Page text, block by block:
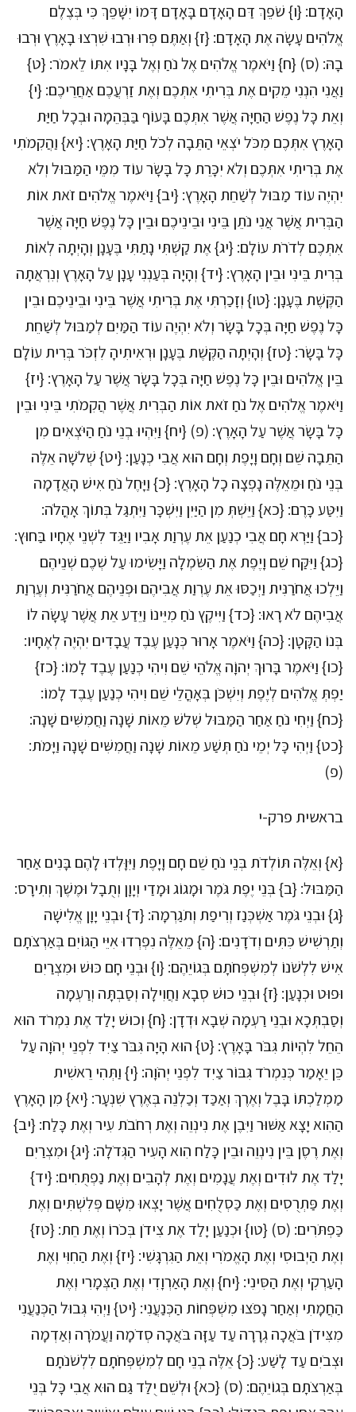
הָאָדָם: {ו} שֹׁפֵךְ דַּם הָאָדָם בָּאָדָם דָּמוֹ יִשָּׁפֵךְ כִּי בְּצֶלֶם
אֱלֹהִים עָשָׂה אֶת הָאָדָם: {ז} וְאַתֶּם פְּרוּ וּרְבוּ שִׁרְצוּ בָאָרֶץ וּרְבוּ
בָהּ: (ס) {ח} וַיֹּאמֶר אֱלֹהִים אֶל נֹחַ וְאֶל בָּנָיו אִתּוֹ לֵאמֹר: {ט}
וַאֲנִי הִנְנִי מֵקִים אֶת בְּרִיתִי אִתְּכֶם וְאֶת זַרְעֲכֶם אַחֲרֵיכֶם: {י}
וְאֵת כָּל נֶפֶשׁ הַחַיָּה אֲשֶׁר אִתְּכֶם בָּעוֹף בַּבְּהֵמָה וּבְכָל חַיַּת
הָאָרֶץ אִתְּכֶם מִכֹּל יֹצְאֵי הַתֵּבָה לְכֹל חַיַּת הָאָרֶץ: {יא} וַהֲקִמֹתִי
אֶת בְּרִיתִי אִתְּכֶם וְלֹא יִכָּרֵת כָּל בָּשָׂר עוֹד מִמֵּי הַמַּבּוּל וְלֹא
יִהְיֶה עוֹד מַבּוּל לְשַׁחֵת הָאָרֶץ: {יב} וַיֹּאמֶר אֱלֹהִים זֹאת אוֹת
הַבְּרִית אֲשֶׁר אֲנִי נֹתֵן בֵּינִי וּבֵינֵיכֶם וּבֵין כָּל נֶפֶשׁ חַיָּה אֲשֶׁר
אִתְּכֶם לְדֹרֹת עוֹלָם: {יג} אֶת קַשְׁתִּי נָתַתִּי בֶּעָנָן וְהָיְתָה לְאוֹת
בְּרִית בֵּינִי וּבֵין הָאָרֶץ: {יד} וְהָיָה בְּעַנְנִי עָנָן עַל הָאָרֶץ וְנִרְאֲתָה
הַקֶּשֶׁת בֶּעָנָן: {טו} וְזָכַרְתִּי אֶת בְּרִיתִי אֲשֶׁר בֵּינִי וּבֵינֵיכֶם וּבֵין
כָּל נֶפֶשׁ חַיָּה בְּכָל בָּשָׂר וְלֹא יִהְיֶה עוֹד הַמַּיִם לְמַבּוּל לְשַׁחֵת
כָּל בָּשָׂר: {טז} וְהָיְתָה הַקֶּשֶׁת בֶּעָנָן וּרְאִיתִיהָ לִזְכֹּר בְּרִית עוֹלָם
בֵּין אֱלֹהִים וּבֵין כָּל נֶפֶשׁ חַיָּה בְּכָל בָּשָׂר אֲשֶׁר עַל הָאָרֶץ: {יז}
וַיֹּאמֶר אֱלֹהִים אֶל נֹחַ זֹאת אוֹת הַבְּרִית אֲשֶׁר הֲקִמֹתִי בֵּינִי וּבֵין
כָּל בָּשָׂר אֲשֶׁר עַל הָאָרֶץ: (פ) {יח} וַיִּהְיוּ בְנֵי נֹחַ הַיֹּצְאִים מִן
הַתֵּבָה שֵׁם וְחָם וָיָפֶת וְחָם הוּא אֲבִי כְנָעַן: {יט} שְׁלֹשָׁה אֵלֶּה
בְּנֵי נֹחַ וּמֵאֵלֶּה נָפְצָה כָל הָאָרֶץ: {כ} וַיָּחֶל נֹחַ אִישׁ הָאֲדָמָה
וַיִּטַּע כָּרֶם: {כא} וַיֵּשְׁתְּ מִן הַיַּיִן וַיִּשְׁכָּר וַיִּתְגַּל בְּתוֹךְ אָהֳלֹה:
{כב} וַיַּרְא חָם אֲבִי כְנַעַן אֵת עֶרְוַת אָבִיו וַיַּגֵּד לִשְׁנֵי אֶחָיו בַּחוּץ:
{כג} וַיִּקַּח שֵׁם וָיֶפֶת אֶת הַשִּׂמְלָה וַיָּשִׂימוּ עַל שְׁכֶם שְׁנֵיהֶם
וַיֵּלְכוּ אֲחֹרַנִּית וַיְכַסּוּ אֵת עֶרְוַת אֲבִיהֶם וּפְנֵיהֶם אֲחֹרַנִּית וְעֶרְוַת
אֲבִיהֶם לֹא רָאוּ: {כד} וַיִּיקֶץ נֹחַ מִיֵּינוֹ וַיֵּדַע אֵת אֲשֶׁר עָשָׂה לוֹ
בְּנוֹ הַקָּטָן: {כה} וַיֹּאמֶר אָרוּר כְּנָעַן עֶבֶד עֲבָדִים יִהְיֶה לְאֶחָיו:
{כו} וַיֹּאמֶר בָּרוּךְ יְהוָֹה אֱלֹהֵי שֵׁם וִיהִי כְנַעַן עֶבֶד לָמוֹ: {כז}
יַפְתְּ אֱלֹהִים לְיֶפֶת וְיִשְׁכֹּן בְּאָהֳלֵי שֵׁם וִיהִי כְנַעַן עֶבֶד לָמוֹ:
{כח} וַיְחִי נֹחַ אַחַר הַמַּבּוּל שְׁלשׁ מֵאוֹת שָׁנָה וַחֲמִשִּׁים שָׁנָה:
{כט} וַיְהִי כָּל יְמֵי נֹחַ תְּשַׁע מֵאוֹת שָׁנָה וַחֲמִשִּׁים שָׁנָה וַיָּמֹת:
(פ)
בראשית פרק-י
{א} וְאֵלֶּה תּוֹלְדֹת בְּנֵי נֹחַ שֵׁם חָם וָיָפֶת וַיִּוָּלְדוּ לָהֶם בָּנִים אַחַר
הַמַּבּוּל: {ב} בְּנֵי יֶפֶת גֹּמֶר וּמָגוֹג וּמָדַי וְיָוָן וְתֻבָל וּמֶשֶׁךְ וְתִירָס:
{ג} וּבְנֵי גֹּמֶר אַשְׁכְּנַז וְרִיפַת וְתֹגַרְמָה: {ד} וּבְנֵי יָוָן אֱלִישָׁה
וְתַרְשִׁישׁ כִּתִּים וְדֹדָנִים: {ה} מֵאֵלֶּה נִפְרְדוּ אִיֵּי הַגּוֹיִם בְּאַרְצֹתָם
אִישׁ לִלְשֹׁנוֹ לְמִשְׁפְּחֹתָם בְּגוֹיֵהֶם: {ו} וּבְנֵי חָם כּוּשׁ וּמִצְרַיִם
וּפוּט וּכְנָעַן: {ז} וּבְנֵי כוּשׁ סְבָא וַחֲוִילָה וְסַבְתָּה וְרַעְמָה
וְסַבְתְּכָא וּבְנֵי רַעְמָה שְׁבָא וּדְדָן: {ח} וְכוּשׁ יָלַד אֶת נִמְרֹד הוּא
הֵחֵל לִהְיוֹת גִּבֹּר בָּאָרֶץ: {ט} הוּא הָיָה גִּבֹּר צַיִד לִפְנֵי יְהֹוָה עַל
כֵּן יֵאָמַר כְּנִמְרֹד גִּבּוֹר צַיִד לִפְנֵי יְהֹוָה: {י} וַתְּהִי רֵאשִׁית
מַמְלַכְתּוֹ בָּבֶל וְאֶרֶךְ וְאַכַּד וְכַלְנֵה בְּאֶרֶץ שִׁנְעָר: {יא} מִן הָאָרֶץ
הַהִוא יָצָא אַשּׁוּר וַיִּבֶן אֶת נִינְוֵה וְאֶת רְחֹבֹת עִיר וְאֶת כָּלַח: {יב}
וְאֶת רֶסֶן בֵּין נִינְוֵה וּבֵין כָּלַח הִוא הָעִיר הַגְּדֹלָה: {יג} וּמִצְרַיִם
יָלַד אֶת לוּדִים וְאֶת עֲנָמִים וְאֶת לְהָבִים וְאֶת נַפְתֻּחִים: {יד}
וְאֶת פַּתְרֻסִים וְאֶת כַּסְלֻחִים אֲשֶׁר יָצְאוּ מִשָּׁם פְּלִשְׁתִּים וְאֶת
כַּפְתֹּרִים: (ס) {טו} וּכְנַעַן יָלַד אֶת צִידֹן בְּכֹרוֹ וְאֶת חֵת: {טז}
וְאֶת הַיְבוּסִי וְאֶת הָאֱמֹרִי וְאֵת הַגִּרְגָּשִׁי: {יז} וְאֶת הַחִוִּי וְאֶת
הָעַרְקִי וְאֶת הַסִּינִי: {יח} וְאֶת הָאַרְוָדִי וְאֶת הַצְּמָרִי וְאֶת
הַחֲמָתִי וְאַחַר נָפֹצוּ מִשְׁפְּחוֹת הַכְּנַעֲנִי: {יט} וַיְהִי גְּבוּל הַכְּנַעֲנִי
מִצִּידֹן בֹּאֲכָה גְרָרָה עַד עַזָּה בֹּאֲכָה סְדֹמָה וַעֲמֹרָה וְאַדְמָה
וּצְבֹיִם עַד לָשַׁע: {כ} אֵלֶּה בְנֵי חָם לְמִשְׁפְּחֹתָם לִלְשֹׁנֹתָם
בְּאַרְצֹתָם בְּגוֹיֵהֶם: (ס) {כא} וּלְשֵׁם יֻלַּד גַּם הוּא אֲבִי כָּל בְּנֵי